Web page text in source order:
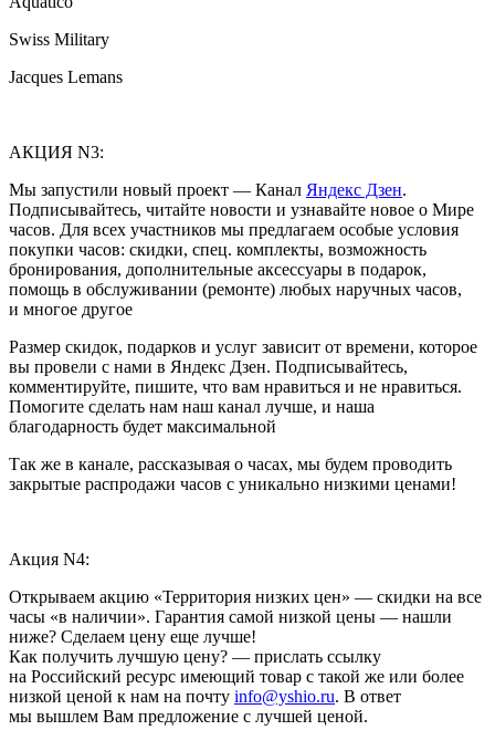
Swiss Military
Jacques Lemans
АКЦИЯ N3:
Мы запустили новый проект — Канал Яндекс Дзен.
Подписывайтесь, читайте новости и узнавайте новое о Мире
часов. Для всех участников мы предлагаем особые условия
покупки часов: скидки, спец. комплекты, возможность
бронирования, дополнительные аксессуары в подарок,
помощь в обслуживании (ремонте) любых наручных часов,
и многое другое
Размер скидок, подарков и услуг зависит от времени, которое
вы провели с нами в Яндекс Дзен. Подписывайтесь,
комментируйте, пишите, что вам нравиться и не нравиться.
Помогите сделать нам наш канал лучше, и наша
благодарность будет максимальной
Так же в канале, рассказывая о часах, мы будем проводить
закрытые распродажи часов с уникально низкими ценами!
Акция N4:
Открываем акцию «Территория низких цен» — скидки на все
часы «в наличии». Гарантия самой низкой цены — нашли
ниже? Сделаем цену еще лучше!
Как получить лучшую цену? — прислать ссылку
на Российский ресурс имеющий товар с такой же или более
низкой ценой к нам на почту info@yshio.ru. В ответ
мы вышлем Вам предложение с лучшей ценой.